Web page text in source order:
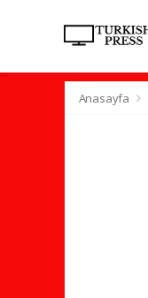
Anasayfa